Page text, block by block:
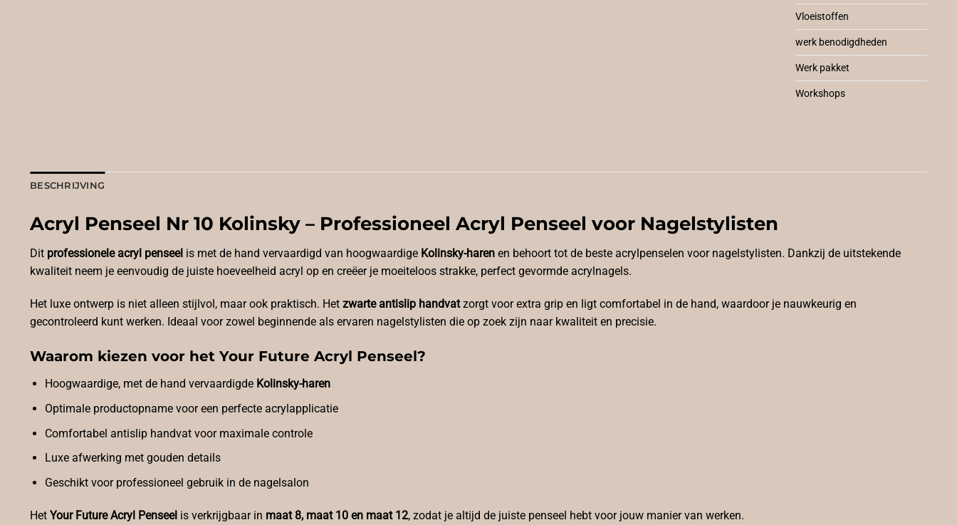
Vloeistoffen
werk benodigdheden
Werk pakket
Workshops
BESCHRIJVING
Acryl Penseel Nr 10 Kolinsky – Professioneel Acryl Penseel voor Nagelstylisten
Dit professionele acryl penseel is met de hand vervaardigd van hoogwaardige Kolinsky-haren en behoort tot de beste acrylpenselen voor nagelstylisten. Dankzij de uitstekende
kwaliteit neem je eenvoudig de juiste hoeveelheid acryl op en creëer je moeiteloos strakke, perfect gevormde acrylnagels.
Het luxe ontwerp is niet alleen stijlvol, maar ook praktisch. Het zwarte antislip handvatzorgt voor extra grip en ligt comfortabel in de hand, waardoor je nauwkeurig en
gecontroleerd kunt werken. Ideaal voor zowel beginnende als ervaren nagelstylisten die op zoek zijn naar kwaliteit en precisie.
Waarom kiezen voor het Your Future Acryl Penseel?
Hoogwaardige, met de hand vervaardigde Kolinsky-haren
Optimale productopname voor een perfecte acrylapplicatie
Comfortabel antislip handvat voor maximale controle
Luxe afwerking met gouden details
Geschikt voor professioneel gebruik in de nagelsalon
Het Your Future Acryl Penseel is verkrijgbaar in maat 8, maat 10 en maat 12, zodat je altijd de juiste penseel hebt voor jouw manier van werken.